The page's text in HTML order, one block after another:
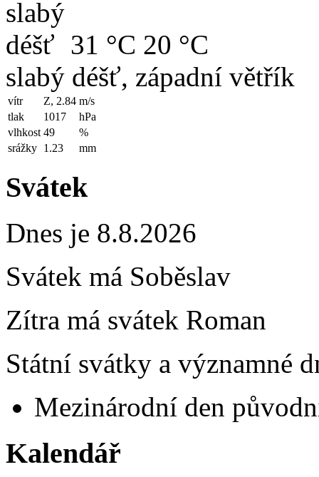
31 °C 20 °C
slabý déšť, západní větřík
vítr Z, 2.84 m/s
tlak
1017
hPa
vlhkost 49
%
srážky 1.23 mm
Svátek
Dnes je 8.8.2026
Svátek má Soběslav
Zítra má svátek Roman
Státní svátky a významné
Mezinárodní den
Kalendář